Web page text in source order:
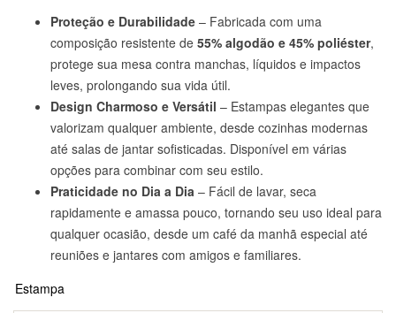
Proteção e Durabilidade – Fabricada com uma
composição resistente de 55% algodão e 45% poliéster,
protege sua mesa contra manchas, líquidos e impactos
leves, prolongando sua vida útil.
Design Charmoso e Versátil – Estampas elegantes que
valorizam qualquer ambiente, desde cozinhas modernas
até salas de jantar sofisticadas. Disponível em várias
opções para combinar com seu estilo.
Praticidade no Dia a Dia – Fácil de lavar, seca
rapidamente e amassa pouco, tornando seu uso ideal para
qualquer ocasião, desde um café da manhã especial até
reuniões e jantares com amigos e familiares.
Estampa